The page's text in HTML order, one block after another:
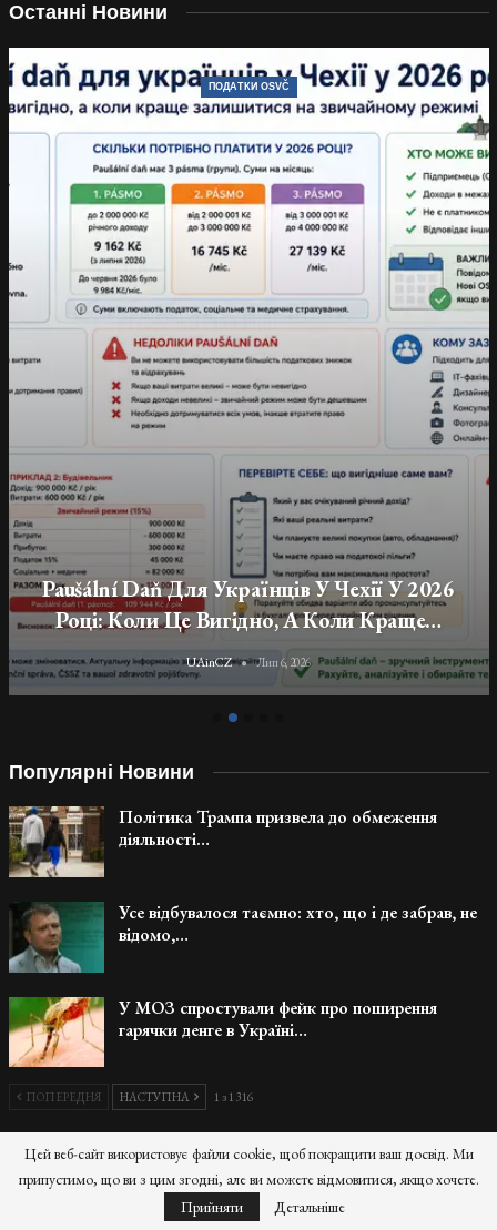
Останні Новини
ПОДАТКИ OSVČ
Податки, Соціальне Та Медичне
Страхування Для Українців-Підприємців У
Чехії
UAinCZ Лип 6, 2026
Популярні Новини
Політика Трампа призвела до обмеження
діяльності…
Усе відбувалося таємно: хто, що і де забрав, не
відомо,…
У МОЗ спростували фейк про поширення
гарячки денге в Україні…
ПОПЕРЕДНЯ НАСТУПНА 1 з 1 316
Політика Економіка
Цей веб-сайт використовує файли cookie, щоб покращити ваш досвід. Ми
припустимо, що ви з цим згодні, але ви можете відмовитися, якщо хочете.
Прийняти
Детальніше